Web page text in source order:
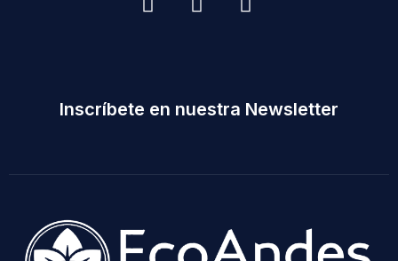
Inscríbete en nuestra Newsletter